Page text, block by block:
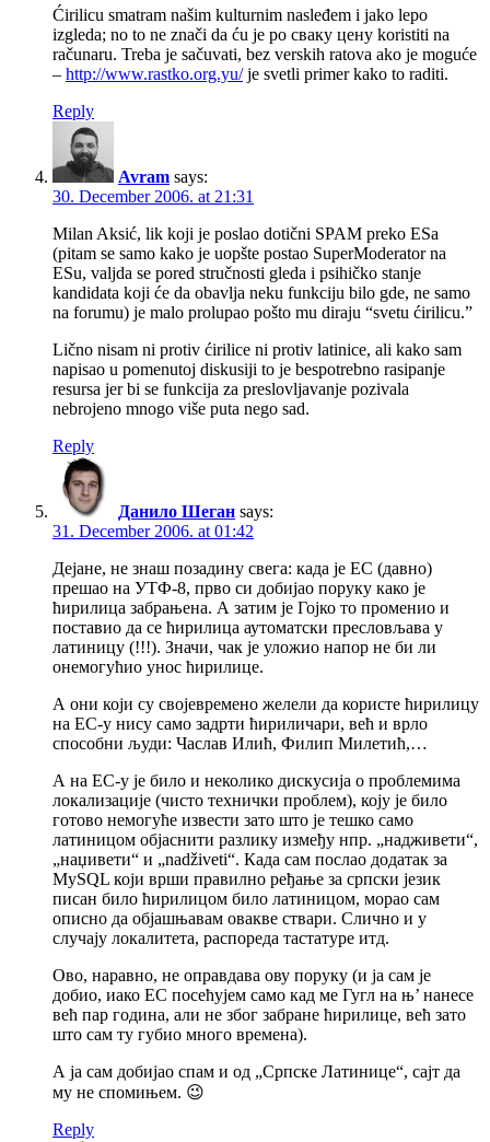
Ćirilicu smatram našim kulturnim nasleđem i jako lepo
izgleda; no to ne znači da ću je po сваку цену koristiti na
računaru. Treba je sačuvati, bez verskih ratova ako je moguće
– http://www.rastko.org.yu/je svetli primer kako to raditi.
Reply
Avram says:
30. December 2006. at 21:31
Milan Aksić, lik koji je poslao dotični SPAM preko ESa
(pitam se samo kako je uopšte postao SuperModerator na
ESu, valjda se pored stručnosti gleda i psihičko stanje
kandidata koji će da obavlja neku funkciju bilo gde, ne samo
na forumu) je malo prolupao pošto mu diraju “svetu ćirilicu.”
Lično nisam ni protiv ćirilice ni protiv latinice, ali kako sam
napisao u pomenutoj diskusiji to je bespotrebno rasipanje
resursa jer bi se funkcija za preslovljavanje pozivala
nebrojeno mnogo više puta nego sad.
Reply
Данило Шеган says:
31. December 2006. at 01:42
Дејане, не знаш позадину свега: када је ЕС (давно)
прешао на УТФ-8, прво си добијао поруку како је
ћирилица забрањена. А затим је Гојко то променио и
поставио да се ћирилица аутоматски пресловљава у
латиницу (!!!). Значи, чак је уложио напор не би ли
онемогућио унос ћирилице.
А они који су својевремено желели да користе ћирилицу
на ЕС-у нису само задрти ћириличари, већ и врло
способни људи: Часлав Илић, Филип Милетић,…
А на ЕС-у је било и неколико дискусија о проблемима
локализације (чисто технички проблем), коју је било
готово немогуће извести зато што је тешко само
латиницом објаснити разлику између нпр. „надживети“,
„наџивети“ и „nadživeti“. Када сам послао додатак за
MySQL који врши правилно ређање за српски језик
писан било ћирилицом било латиницом, морао сам
описно да објашњавам овакве ствари. Слично и у
случају локалитета, распореда тастатуре итд.
Ово, наравно, не оправдава ову поруку (и ја сам је
добио, иако ЕС посећујем само кад ме Гугл на њ’ нанесе
већ пар година, али не због забране ћирилице, већ зато
што сам ту губио много времена).
А ја сам добијао спам и од „Српске Латинице“, сајт да
му не спомињем. 😉
Reply